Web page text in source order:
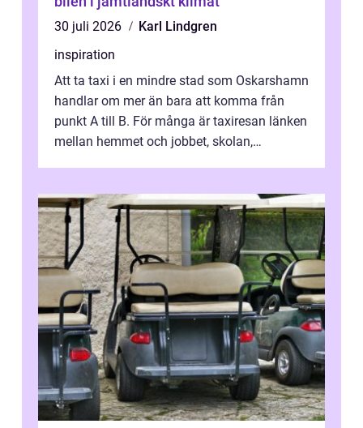
30 juli 2026
Karl Lindgren
inspiration
Att ta taxi i en mindre stad som Oskarshamn
handlar om mer än bara att komma från
punkt A till B. För många är taxiresan länken
mellan hemmet och jobbet, skolan,